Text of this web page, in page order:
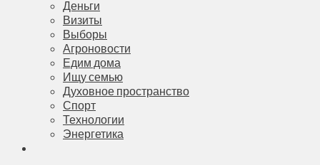
Деньги
Визиты
Выборы
Агроновости
Едим дома
Ищу семью
Духовное пространство
Спорт
Технологии
Энергетика